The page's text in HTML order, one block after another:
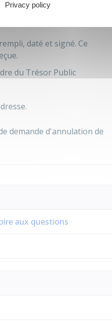
avant.
daté et signé. Ce
du Trésor Public
demande d'annulation de
aux questions
Privacy policy